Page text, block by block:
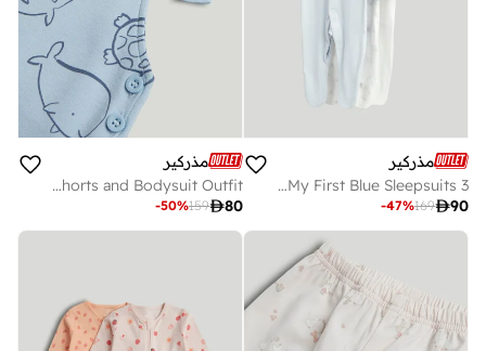
مذركير
3 Pack My First Blue Sleepsuits
90
169
-47%
مذركير
My First Bibshorts and Bodysuit Outfit
80
159
-50%